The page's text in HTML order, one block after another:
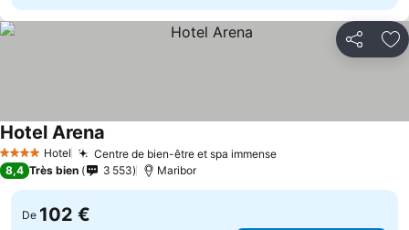
Partager
4 Étoiles Hotel Centre de bien-être et spa immenseConsulter les prix
Hotel Arena
8,4 Très bien 3 553 Maribor
De 102 €